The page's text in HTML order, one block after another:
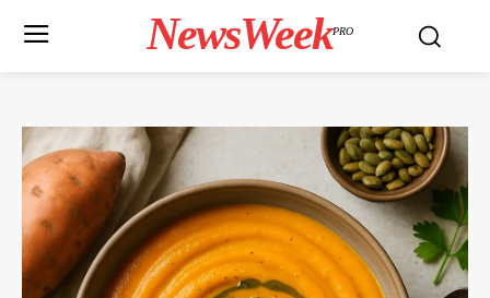
NewsWeekPRO